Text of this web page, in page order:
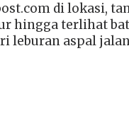
di lokasi,
hingga terlihat
leburan aspal